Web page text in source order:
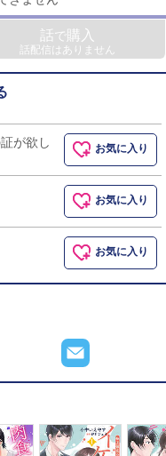
話で購入
話配信はありません
が欲し
お気に入り
お気に入り
お気に入り